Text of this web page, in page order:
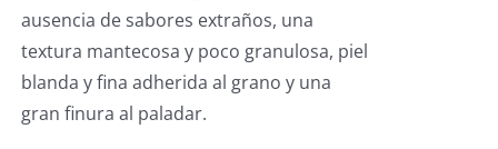
ausencia de sabores extraños, una
textura mantecosa y poco granulosa, piel
blanda y fina adherida al grano y una
gran finura al paladar.